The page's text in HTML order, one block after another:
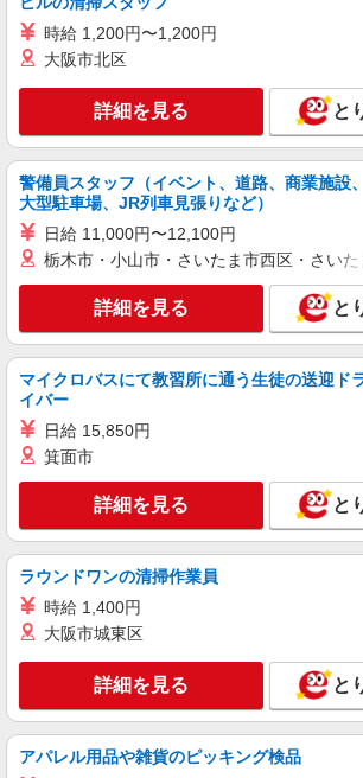
日研トータルソーシング株式会社 メディカルケ
ス【看護助手】
時給1,200円 ★週払いOK（規
幅は経験・能力による
福島県福島市 【最寄駅
日研トータルソーシング株式会社 メディカルケ
ス【看護助手】
看護助手（ナースエイド）
時給1,200円 ★週払いOK（
福島県福島市 【最寄駅
キープ 詳
アルバイト パート 派遣社員
日研トータルソーシング株式会社 メディカル
ス【看護助手】
時給1,200円 ★週払いOK（
幅は経験・能力による
福島県福島市 【最寄駅
院前」駅
時給 1,200円〜1,200円
大阪市北区
詳細を見る と
警備員スタッフ（イベント、道路、商業施設、
大型駐車場、JR列車見張りなど）
日給 11,000円〜12,100円
栃木市・小山市・さいたま市西区・さい
詳細を見る と
マイクロバスにて教習所に通う生徒の送迎ド
イバー
日給 15,850円
箕面市
詳細を見る と
ラウンドワンの清掃作業員
時給 1,400円
大阪市城東区
詳細を見る と
アパレル用品や雑貨のピッキング検品